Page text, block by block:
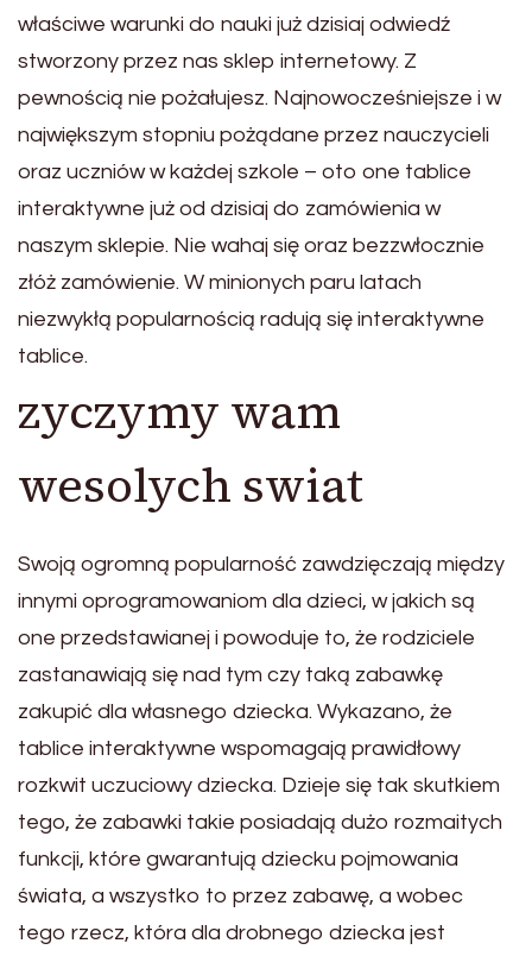
właściwe warunki do nauki już dzisiaj odwiedź
stworzony przez nas sklep internetowy. Z
pewnością nie pożałujesz. Najnowocześniejsze i w
największym stopniu pożądane przez nauczycieli
oraz uczniów w każdej szkole – oto one tablice
interaktywne już od dzisiaj do zamówienia w
naszym sklepie. Nie wahaj się oraz bezzwłocznie
złóż zamówienie. W minionych paru latach
niezwykłą popularnością radują się interaktywne
tablice.
zyczymy wam
wesolych swiat
Swoją ogromną popularność zawdzięczają między
innymi oprogramowaniom dla dzieci, w jakich są
one przedstawianej i powoduje to, że rodziciele
zastanawiają się nad tym czy taką zabawkę
zakupić dla własnego dziecka. Wykazano, że
tablice interaktywne wspomagają prawidłowy
rozkwit uczuciowy dziecka. Dzieje się tak skutkiem
tego, że zabawki takie posiadają dużo rozmaitych
funkcji, które gwarantują dziecku pojmowania
świata, a wszystko to przez zabawę, a wobec
tego rzecz, która dla drobnego dziecka jest